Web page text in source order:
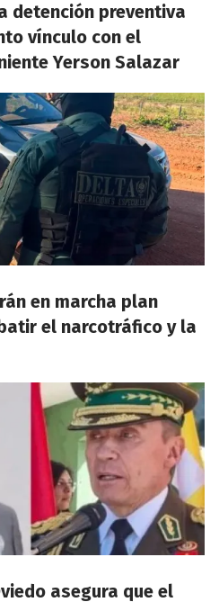
detención preventiva
vínculo con el
Yerson Salazar
en marcha plan
el narcotráfico y la
asegura que el